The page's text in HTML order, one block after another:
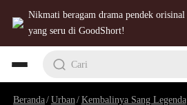
Nikmati beragam drama pendek orisinal
yang seru di GoodShort!
Cari
Beranda/Urban /Kembalinya Sang Legenda